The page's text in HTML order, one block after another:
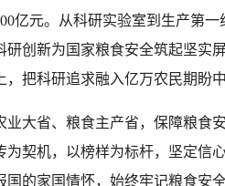
亿元。从科研实验室到生产第
研创新为国家粮食安全筑起坚实
，把科研追求融入亿万农民期盼中
业大省、粮食主产省，保障粮食
为契机，以榜样为标杆，坚定信
国的家国情怀，始终牢记粮食安